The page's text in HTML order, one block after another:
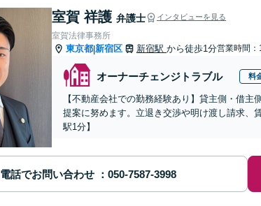
室賀 祥護 弁護士 インタビューを見る
室賀法律事務所
東京都|新宿区 新宿駅 から徒歩1分営業時間：
オーナーチェンジトラブル 料
【不動産会社での勤務経験あり】貸主側・借
提案に努めます。立退き交渉や明け渡し請求、
駅1分】
電話でお問い合わせ